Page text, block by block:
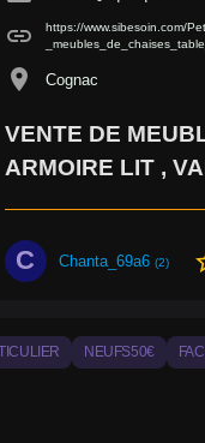
link
https://www.sibesoin.com/
location_on Cognac
VENTE DE
ARMOIRE LIT ,
C Chanta_69a6 (2)
NEUFS50€